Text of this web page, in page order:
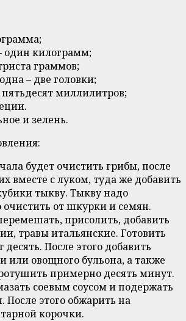
один килограмм;
граммов;
– две головки;
миллилитров;
и зелень.
будет очистить грибы, после
вместе с луком, туда же добавить
тыкву. Тыкву надо
очистить от шкурки и семян.
присолить, добавить
травы итальянские. Готовить
После этого добавить
или овощного бульона, а также
примерно десять минут.
соевым соусом и подержать
После этого обжарить на
корочки.